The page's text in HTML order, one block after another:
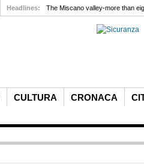
CULTURA CRONACA
Headlines: The Miscano valley-more than